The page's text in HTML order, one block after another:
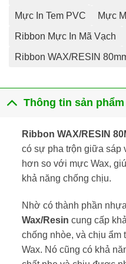
Mực In Tem PVC Mực
Ribbon Mực In Mã Vạch
Ribbon WAX/RESIN
Thông tin sản phẩm
Ribbon WAX/RESIN
có sự pha trộn giữa sáp
hơn so với mực Wax,
khả năng chống chịu.
Nhờ có thành phần
Wax/Resin cung cấp
chống nhòe, và chịu
Wax. Nó cũng có khả